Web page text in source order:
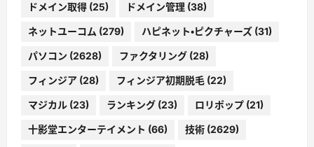
ドメイン取得 (25) ドメイン管理 (38)
ネットユーコム (279) ハピネット・ピクチャーズ (31)
パソコン (2628) ファクタリング (28)
フィンジア (28) フィンジア初期脱毛 (22)
マジカル (23) ランキング (23) ロリポップ (21)
十影堂エンターテイメント (66) 技術 (2629)